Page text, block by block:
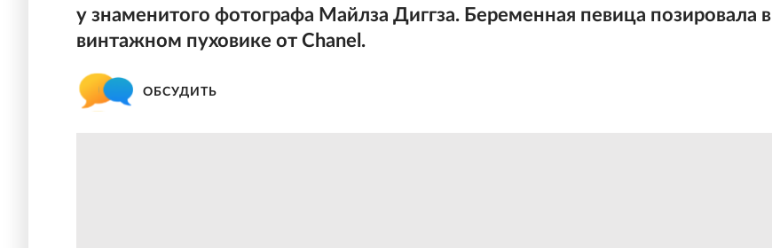
у знаменитого фотографа Майлза Диггза. Беременная певица позировала в
винтажном пуховике от Chanel.
ОБСУДИТЬ